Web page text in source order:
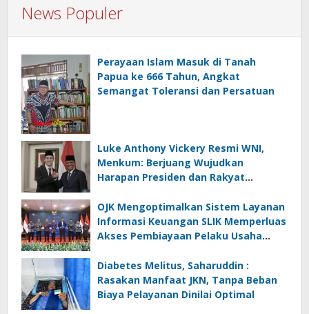
News Populer
Perayaan Islam Masuk di Tanah
Papua ke 666 Tahun, Angkat
Semangat Toleransi dan Persatuan
Luke Anthony Vickery Resmi WNI,
Menkum: Berjuang Wujudkan
Harapan Presiden dan Rakyat
OJK Mengoptimalkan Sistem Layanan
Informasi Keuangan SLIK Memperluas
Akses Pembiayaan Pelaku Usaha
Diabetes Melitus, Saharuddin :
Rasakan Manfaat JKN, Tanpa Beban
Biaya Pelayanan Dinilai Optimal